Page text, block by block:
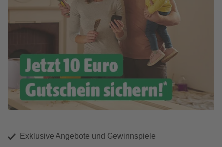
Exklusive Angebote und Gewinnspiele